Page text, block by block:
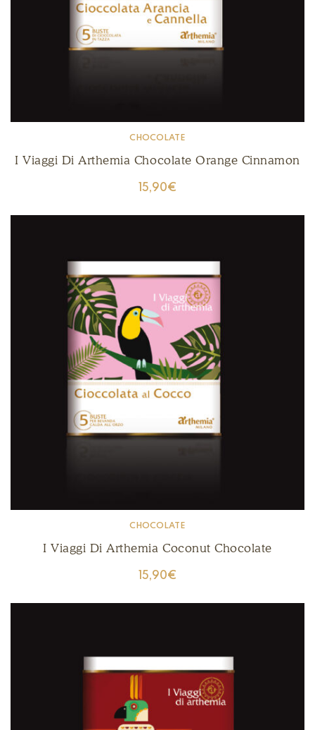
CHOCOLATE
I Viaggi Di Arthemia Chocolate Orange Cinnamon
15,90€
CHOCOLATE
I Viaggi Di Arthemia Coconut Chocolate
15,90€